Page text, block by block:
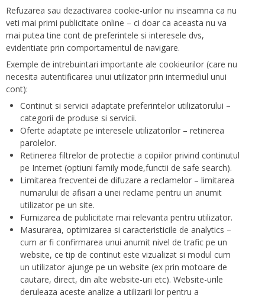
Refuzarea sau dezactivarea cookie-urilor nu inseamna ca nu
veti mai primi publicitate online – ci doar ca aceasta nu va
mai putea tine cont de preferintele si interesele dvs,
evidentiate prin comportamentul de navigare.
Exemple de intrebuintari importante ale cookieurilor (care nu
necesita autentificarea unui utilizator prin intermediul unui
cont):
Continut si servicii adaptate preferintelor utilizatorului –
categorii de produse si servicii.
Oferte adaptate pe interesele utilizatorilor – retinerea
parolelor.
Retinerea filtrelor de protectie a copiilor privind continutul
pe Internet (optiuni family mode,functii de safe search).
Limitarea frecventei de difuzare a reclamelor – limitarea
numarului de afisari a unei reclame pentru un anumit
utilizator pe un site.
Furnizarea de publicitate mai relevanta pentru utilizator.
Masurarea, optimizarea si caracteristicile de analytics –
cum ar fi confirmarea unui anumit nivel de trafic pe un
website, ce tip de continut este vizualizat si modul cum
un utilizator ajunge pe un website (ex prin motoare de
cautare, direct, din alte website-uri etc). Website-urile
deruleaza aceste analize a utilizarii lor pentru a